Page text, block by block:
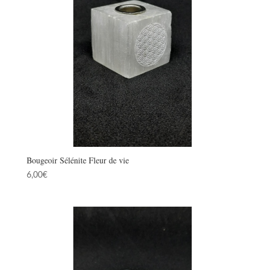
Bougeoir Sélénite Fleur de vie
6,00€